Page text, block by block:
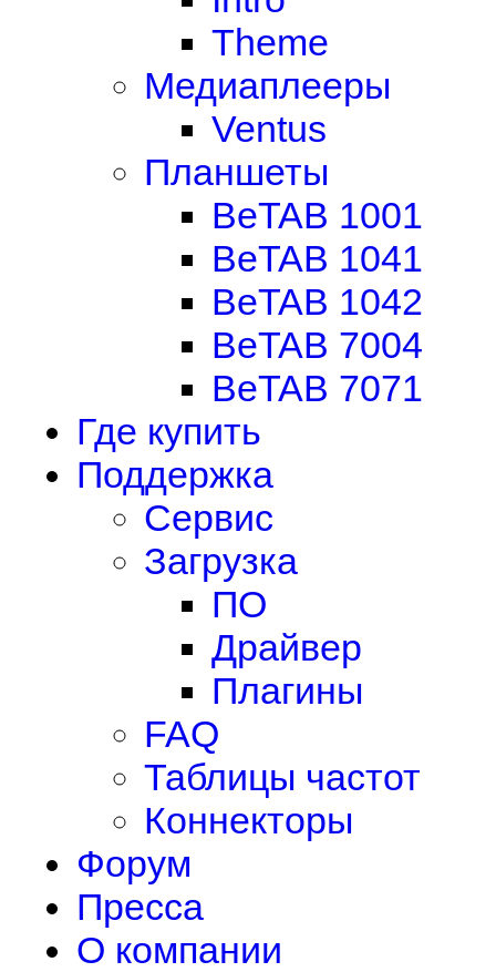
Theme
Медиаплееры
Ventus
Планшеты
BeTAB 1001
BeTAB 1041
BeTAB 1042
BeTAB 7004
BeTAB 7071
Где купить
Поддержка
Сервис
Загрузка
ПО
Драйвер
Плагины
FAQ
Таблицы частот
Коннекторы
Форум
Пресса
О компании